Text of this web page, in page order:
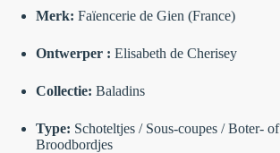
Merk: Faïencerie de Gien (France)
Ontwerper : Elisabeth de Cherisey
Collectie: Baladins
Type: Schoteltjes / Sous-coupes / Boter- of
Broodbordjes